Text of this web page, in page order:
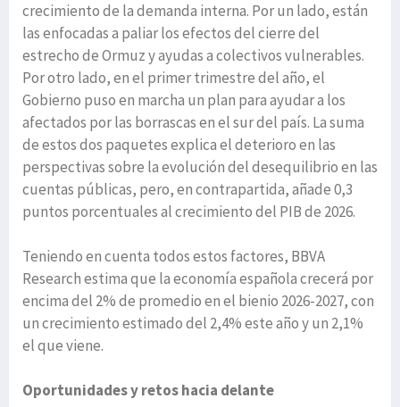
crecimiento de la demanda interna. Por un lado, están
las enfocadas a paliar los efectos del cierre del
estrecho de Ormuz y ayudas a colectivos vulnerables.
Por otro lado, en el primer trimestre del año, el
Gobierno puso en marcha un plan para ayudar a los
afectados por las borrascas en el sur del país. La suma
de estos dos paquetes explica el deterioro en las
perspectivas sobre la evolución del desequilibrio en las
cuentas públicas, pero, en contrapartida, añade 0,3
puntos porcentuales al crecimiento del PIB de 2026.
Teniendo en cuenta todos estos factores, BBVA
Research estima que la economía española crecerá por
encima del 2% de promedio en el bienio 2026-2027, con
un crecimiento estimado del 2,4% este año y un 2,1%
el que viene.
Oportunidades y retos hacia delante